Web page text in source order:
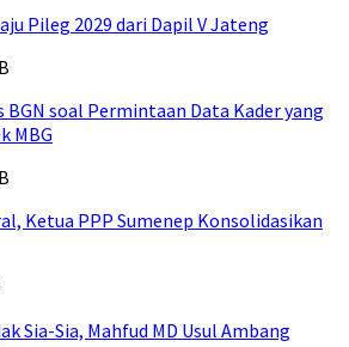
Pileg 2029 dari Dapil V Jateng
BGN soal Permintaan Data Kader yang
MBG
Ketua PPP Sumenep Konsolidasikan
Sia-Sia, Mahfud MD Usul Ambang